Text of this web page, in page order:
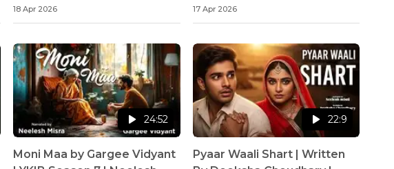
18 Apr 2026
Neelesh Misra
17 Apr 2026
24:52
Moni Maa by Gargee Vidyant
22:9
Pyaar Waali Shart | Written